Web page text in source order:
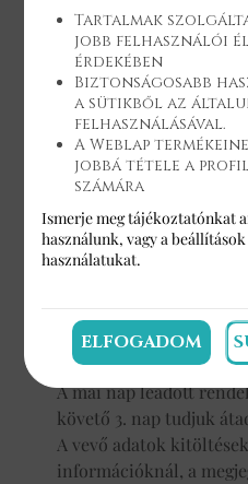
Első rétegét
tonkababbal
tonkabab egy
fűszer, jegyeiben a
szegfűszeget
rétegbe konfitált
íze a cherry-ben való
páratlan. A ganache
sütemény felső
csokimousse, melyet
miatt nagyszülők
A mai nap leadott
követő 3. nap tudjuk
A vevő adatok
információknál, a
Tartalmak
jobb felhasználói
érdekében
Biztonságosabb
a sütikből az
felhasználásával.
A Weblap
jobbá tétele a
számára
Ismerje meg tájékoztatónkat
használunk, vagy abeállítások
használatukat.
ELFOGADOM